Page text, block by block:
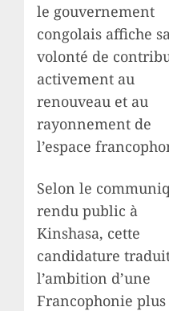
le gouvernement
congolais affiche
volonté de
activement au
renouveau et au
rayonnement de
l’espace
Selon le
rendu public à
Kinshasa, cette
candidature
l’ambition d’une
Francophonie plus